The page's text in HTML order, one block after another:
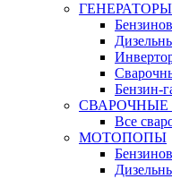
ГЕНЕРАТОРЫ
Бензин-
СВАРОЧНЫЕ
Все
МОТОПОПЫ